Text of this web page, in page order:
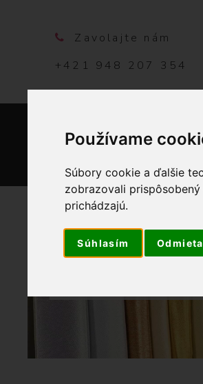
Používame
Súbory cookie a ďalšie
zobrazovali
prichádzajú.
Súhlasím
Zavolajte nám
+421 948 207 354